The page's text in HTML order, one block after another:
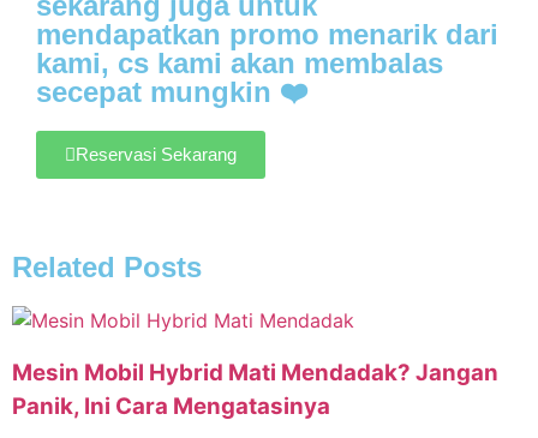
mendapatkan promo menarik dari
kami, cs kami akan membalas
secepat mungkin ❤️
Reservasi Sekarang
Related Posts
Mesin Mobil Hybrid Mati Mendadak? Jangan
Panik, Ini Cara Mengatasinya